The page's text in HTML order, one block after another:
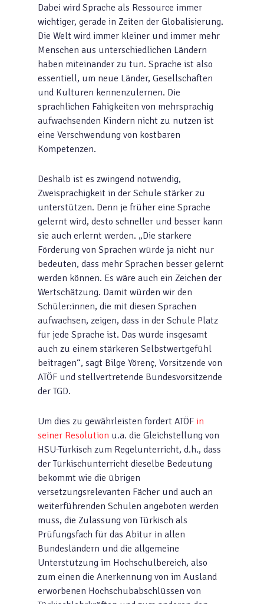
Dabei wird Sprache als Ressource immer
wichtiger, gerade in Zeiten der Globalisierung.
Die Welt wird immer kleiner und immer mehr
Menschen aus unterschiedlichen Ländern
haben miteinander zu tun. Sprache ist also
essentiell, um neue Länder, Gesellschaften
und Kulturen kennenzulernen. Die
sprachlichen Fähigkeiten von mehrsprachig
aufwachsenden Kindern nicht zu nutzen ist
eine Verschwendung von kostbaren
Kompetenzen.
Deshalb ist es zwingend notwendig,
Zweisprachigkeit in der Schule stärker zu
unterstützen. Denn je früher eine Sprache
gelernt wird, desto schneller und besser kann
sie auch erlernt werden. „Die stärkere
Förderung von Sprachen würde ja nicht nur
bedeuten, dass mehr Sprachen besser gelernt
werden können. Es wäre auch ein Zeichen der
Wertschätzung. Damit würden wir den
Schüler:innen, die mit diesen Sprachen
aufwachsen, zeigen, dass in der Schule Platz
für jede Sprache ist. Das würde insgesamt
auch zu einem stärkeren Selbstwertgefühl
beitragen“, sagt Bilge Yörenç, Vorsitzende von
ATÖF und stellvertretende Bundesvorsitzende
der TGD.
Um dies zu gewährleisten fordert ATÖF in
seiner Resolution u.a. die Gleichstellung von
HSU-Türkisch zum Regelunterricht, d.h., dass
der Türkischunterricht dieselbe Bedeutung
bekommt wie die übrigen
versetzungsrelevanten Fächer und auch an
weiterführenden Schulen angeboten werden
muss, die Zulassung von Türkisch als
Prüfungsfach für das Abitur in allen
Bundesländern und die allgemeine
Unterstützung im Hochschulbereich, also
zum einen die Anerkennung von im Ausland
erworbenen Hochschubabschlüssen von